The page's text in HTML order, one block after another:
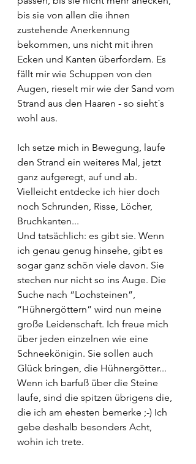
bis sie von allen die ihnen
zustehende Anerkennung
bekommen, uns nicht mit ihren
Ecken und Kanten überfordern. Es
fällt mir wie Schuppen von den
Augen, rieselt mir wie der Sand vom
Strand aus den Haaren - so sieht´s
wohl aus.
Ich setze mich in Bewegung, laufe
den Strand ein weiteres Mal, jetzt
ganz aufgeregt, auf und ab.
Vielleicht entdecke ich hier doch
noch Schrunden, Risse, Löcher,
Bruchkanten...
Und tatsächlich: es gibt sie. Wenn
ich genau genug hinsehe, gibt es
sogar ganz schön viele davon. Sie
stechen nur nicht so ins Auge. Die
Suche nach “Lochsteinen”,
“Hühnergöttern” wird nun meine
große Leidenschaft. Ich freue mich
über jeden einzelnen wie eine
Schneekönigin. Sie sollen auch
Glück bringen, die Hühnergötter...
Wenn ich barfuß über die Steine
laufe, sind die spitzen übrigens die,
die ich am ehesten bemerke ;-) Ich
gebe deshalb besonders Acht,
wohin ich trete.